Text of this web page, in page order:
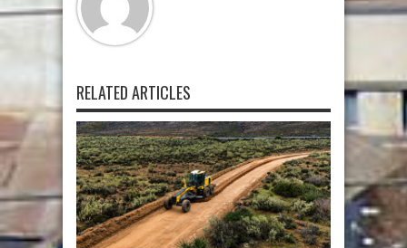
RELATED ARTICLES